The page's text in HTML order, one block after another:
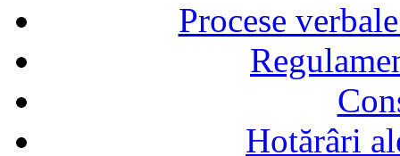
Procese
Hotărâri